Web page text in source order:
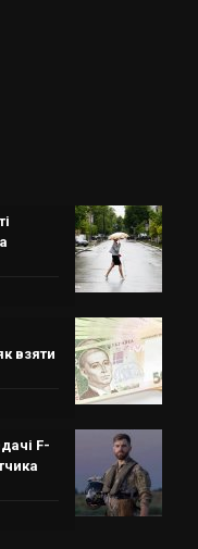
взяти
F-